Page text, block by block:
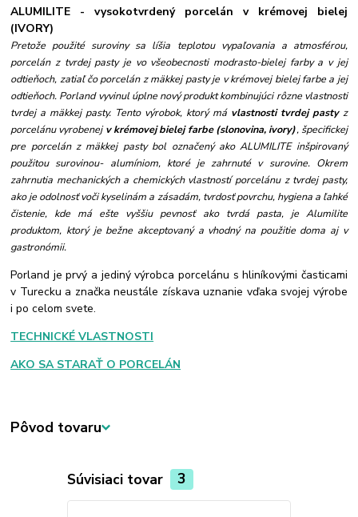
ALUMILITE - vysokotvrdený porcelán v krémovej bielej
(IVORY)
Pretože použité suroviny sa líšia teplotou vypaľovania a atmosférou,
porcelán z tvrdej pasty je vo všeobecnosti modrasto-bielej farby a v jej
odtieňoch, zatiaľ čo porcelán z mäkkej pasty je v krémovej bielej farbe a jej
odtieňoch. Porland vyvinul úplne nový produkt kombinujúci rôzne vlastnosti
tvrdej a mäkkej pasty. Tento výrobok, ktorý má vlastnosti tvrdej pastyz
porcelánu vyrobenejv krémovej bielej farbe (slonovina, ivory), špecifickej
pre porcelán z mäkkej pasty bol označený ako ALUMILITE inšpirovaný
použitou surovinou- alumíniom, ktoré je zahrnuté v surovine. Okrem
zahrnutia mechanických a chemických vlastností porcelánu z tvrdej pasty,
ako je odolnosť voči kyselinám a zásadám, tvrdosť povrchu, hygiena a ľahké
čistenie, kde má ešte vyššiu pevnosť ako tvrdá pasta, je Alumilite
produktom, ktorý je bežne akceptovaný a vhodný na použitie doma aj v
gastronómii.
Porland je prvý a jediný výrobca porcelánu s hliníkovými časticami
v Turecku a značka neustále získava uznanie vďaka svojej výrobe
i po celom svete.
TECHNICKÉ VLASTNOSTI
AKO SA STARAŤ O PORCELÁN
Pôvod tovaru
Súvisiaci tovar 3